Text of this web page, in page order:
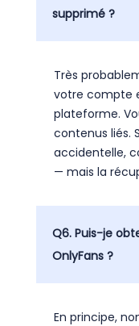
supprimé ?
Très
votre compte
plateforme.
contenus liés.
accidentelle,
— mais la
Q6. Puis-je
OnlyFans ?
En principe,